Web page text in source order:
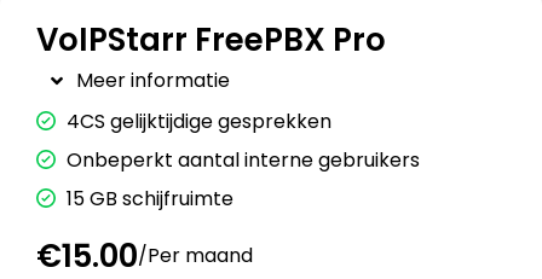
VoIPStarr FreePBX Pro
Meer informatie
4CS gelijktijdige gesprekken
Onbeperkt aantal interne gebruikers
15 GB schijfruimte
€15.00/Per maand